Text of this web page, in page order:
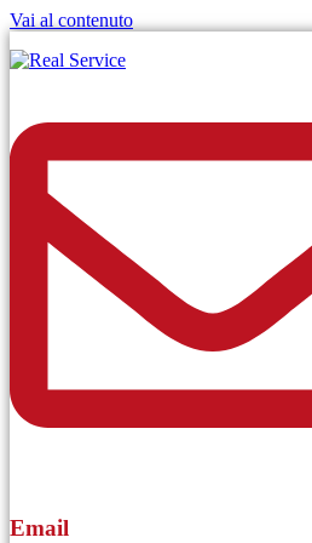
Vai al contenuto
Email